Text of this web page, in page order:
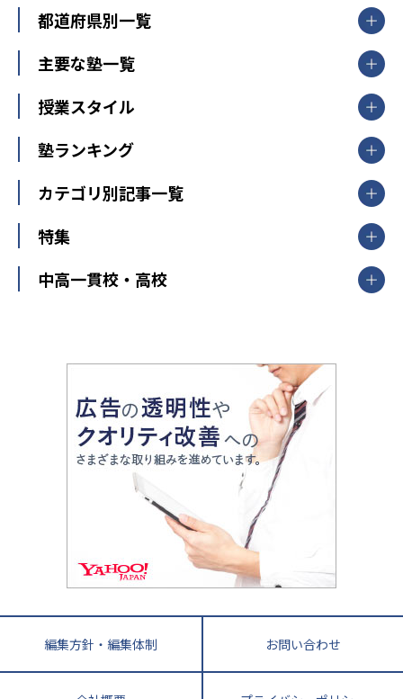
都道府県別一覧
北海道・東北
山形県
福島県
関東
東京都
神奈川県
茨城県
栃木県
群馬県
新潟県
中部
愛知県
静岡県
長野県
大阪府
兵庫県 京都府 奈良県
和歌山県
鳥取県
島根県 岡山県 広島県
香川県
高知県
長崎県 熊本県
鹿児島県 沖縄県
主要な塾一覧
【掲載塾一覧を見る】
東京個別指導学院
明光義塾
個別教室のトライ
武田塾
授業スタイル
個別指導
オンライン指導
塾ランキング
中学受験ランキング
カテゴリ別記事一覧
中学受験
大学受験
教育全般
大学受験塾の選び方
中学受験に熱心な市区町村ランキング
小学校受験
家庭教師
特集
開成番長直伝！子どもの受験を成功させる方法
運動と遊びを考える
情報Ⅰ、数学が苦手な人注目！最短距離の学力
アップ法
悩み多き「大学受験」相談室
英語・英会話・英検対策
小学校教師が解説！中学受験のリアル
教育ジャーナリストが徹底解説！ 大学受験の羅
中高一貫校・高校
大学入試改革
ママテクエグザム
進化する中高一貫校・高校
編集方針・編集体制 お問い合わせ